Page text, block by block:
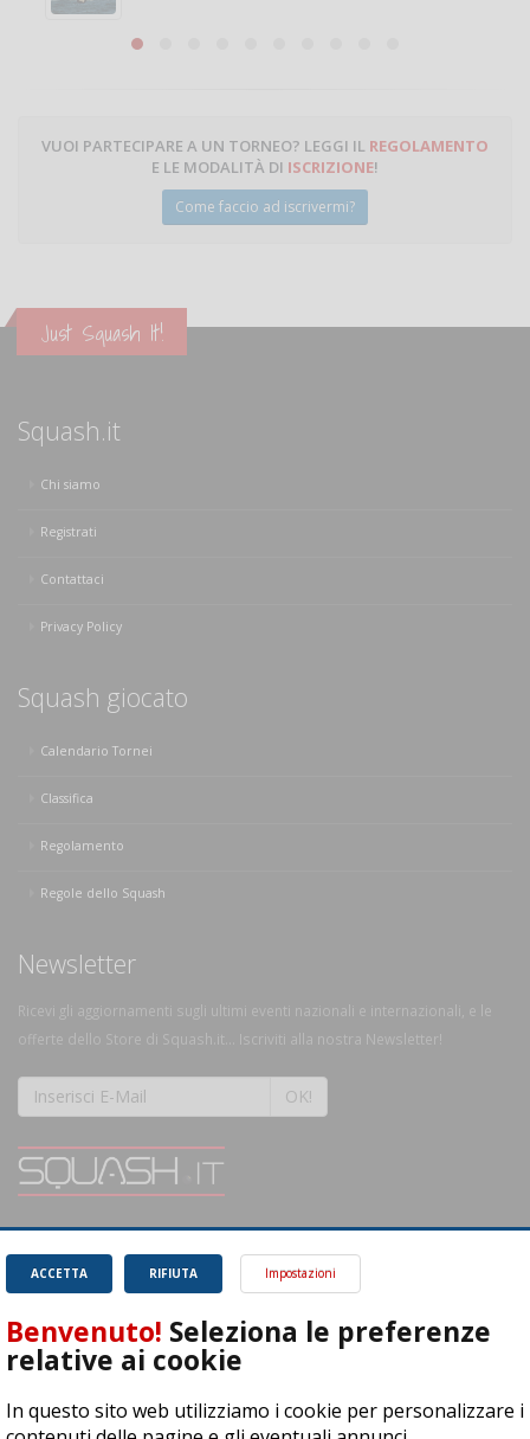
Michele Miglionico
VUOI PARTECIPARE A UN TORNEO? LEGGI IL REGOLAMENTO
E LE MODALITÀ DI ISCRIZIONE!
Come faccio ad iscrivermi?
Just Squash It!
Squash.it
Chi siamo
Registrati
Contattaci
Privacy Policy
Squash giocato
Calendario Tornei
Classifica
Regolamento
Regole dello Squash
Newsletter
Ricevi gli aggiornamenti sugli ultimi eventi nazionali e internazionali, e le
offerte dello Store di Squash.it... Iscriviti alla nostra Newsletter!
OK!
magnifico sport.
Leggi
RIFIUTA
ACCETTA Impostazioni
Benvenuto! Seleziona le preferenze
relative ai cookie
In questo sito web utilizziamo i cookie per personalizzare i
ASD Let's Sport - Via T. Olivelli 3, 25014 Castenedolo (BS) - P. Iva: